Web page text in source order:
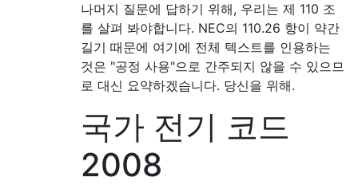
나머지 질문에 답하기 위해, 우리는 제 110 조
를 살펴 봐야합니다. NEC의 110.26 항이 약간
길기 때문에 여기에 전체 텍스트를 인용하는
것은 "공정 사용"으로 간주되지 않을 수 있으므
로 대신 요약하겠습니다. 당신을 위해.
국가 전기 코드
2008